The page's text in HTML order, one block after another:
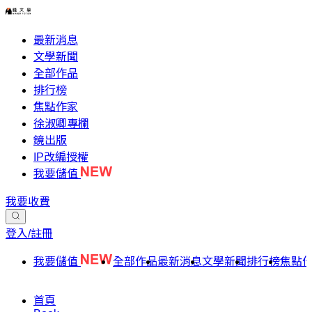
最新消息
文學新聞
全部作品
排行榜
焦點作家
徐淑卿專欄
鏡出版
IP改編授權
我要儲值
我要收費
登入/註冊
我要儲值 全部作品最新消息文學新聞排行榜焦點
首頁